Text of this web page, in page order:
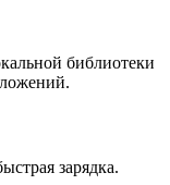
библиотеки
зарядка.